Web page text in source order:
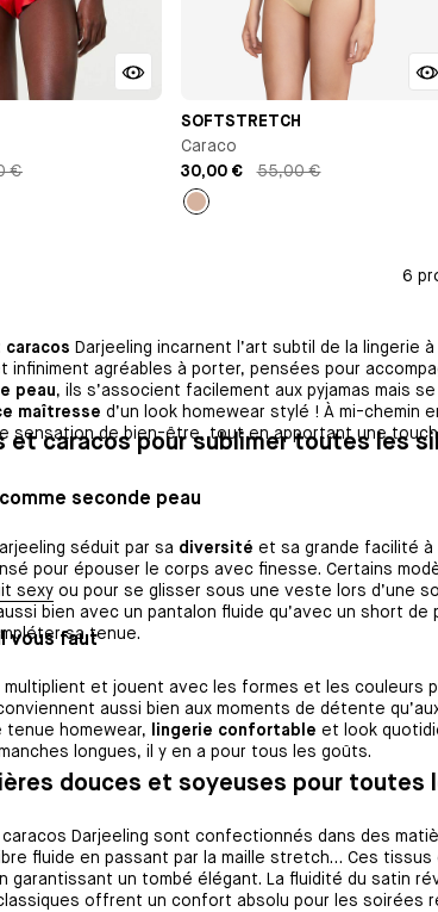
€
SOFTSTRETCH
Caraco
30,00 €
55,00 €
Nude
6
Darjeeling incarnent l’art subtil de la lingerie
infiniment agréables à porter, pensées pour
peau, ils s’associent facilement aux pyjamas mais
maîtresse d’un look homewear stylé ! À mi-
sensation de bien-être, tout en apportant une
et caracos pour sublimer toutes les
seconde peau
séduit par sa diversité et sa grande facilité à
pour épouser le corps avec finesse. Certains
sexy ou pour se glisser sous une veste lors d’une
bien avec un pantalon fluide qu’avec un short de
sa tenue.
vous faut
multiplient et jouent avec les formes et les couleurs
aussi bien aux moments de détente
homewear,
lingerie confortable et look
longues, il y en a pour tous les goûts.
douces et soyeuses pour toutes
Darjeeling sont confectionnés dans des
fluide en passant par la maille stretch… Ces
garantissant un tombé élégant. La fluidité du satin
offrent un confort absolu pour les soirées